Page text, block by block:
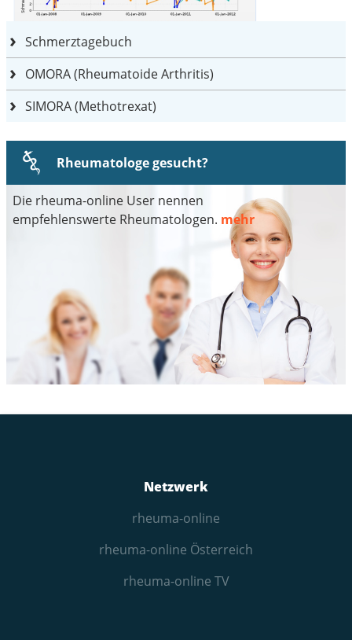
Schmerztagebuch
OMORA (Rheumatoide Arthritis)
SIMORA (Methotrexat)
Rheumatologe gesucht?
Die rheuma-online User nennen
empfehlenswerte Rheumatologen. mehr
Netzwerk
rheuma-online
rheuma-online Österreich
rheuma-online TV